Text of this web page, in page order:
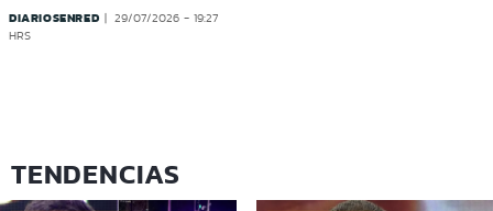
DIARIOSENRED
29/07/2026 - 19:27
HRS
TENDENCIAS